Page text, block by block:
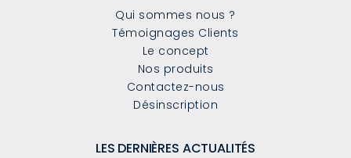
Qui sommes nous ?
Témoignages Clients
Le concept
Nos produits
Contactez-nous
Désinscription
LES DERNIÈRES ACTUALITÉS